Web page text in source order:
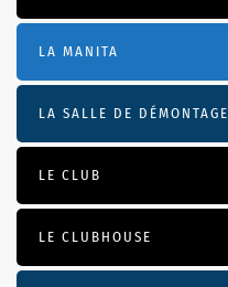
LA MANITA
LA SALLE DE DÉMONTAGE
LE CLUB
LE CLUBHOUSE